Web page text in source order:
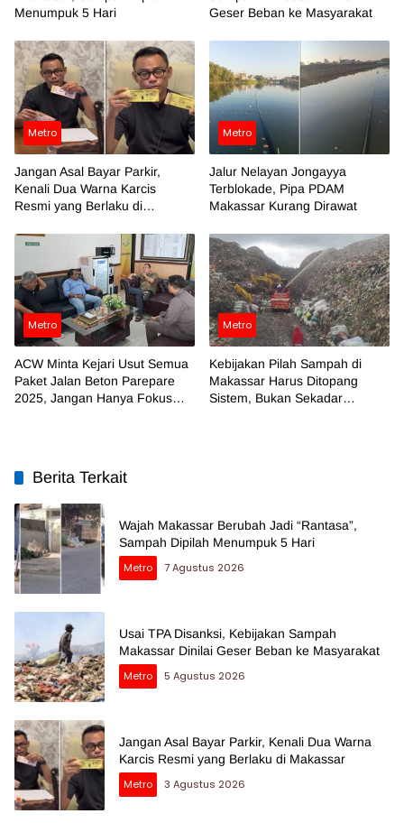
Menumpuk 5 Hari
Geser Beban ke Masyarakat
Metro
Jangan Asal Bayar Parkir,
Kenali Dua Warna Karcis
Resmi yang Berlaku di
Metro
Jalur Nelayan Jongayya
Terblokade, Pipa PDAM
Makassar Kurang Dirawat
Metro
ACW Minta Kejari Usut Semua
Paket Jalan Beton Parepare
2025, Jangan Hanya Fokus
Metro
Kebijakan Pilah Sampah di
Makassar Harus Ditopang
Sistem, Bukan Sekadar
Berita Terkait
Wajah Makassar Berubah Jadi “Rantasa”,
Sampah Dipilah Menumpuk 5 Hari
Metro
7 Agustus 2026
Usai TPA Disanksi, Kebijakan Sampah
Makassar Dinilai Geser Beban ke Masyarakat
Metro
5 Agustus 2026
Jangan Asal Bayar Parkir, Kenali Dua Warna
Karcis Resmi yang Berlaku di Makassar
Metro
3 Agustus 2026